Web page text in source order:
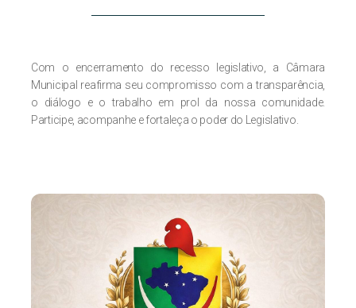
Com o encerramento do recesso legislativo, a Câmara
Municipal reafirma seu compromisso com a transparência,
o diálogo e o trabalho em prol da nossa comunidade.
Participe, acompanhe e fortaleça o poder do Legislativo.